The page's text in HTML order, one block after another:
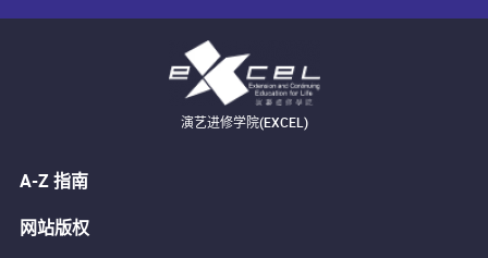
演艺进修学院(EXCEL)
A-Z 指南
网站版权